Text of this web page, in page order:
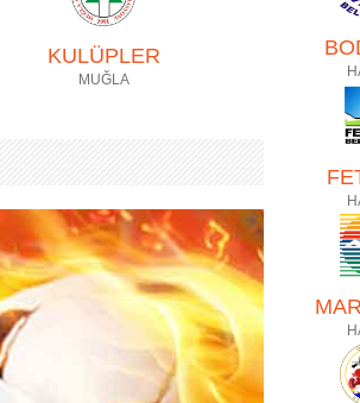
KULÜPLER
MUĞLA